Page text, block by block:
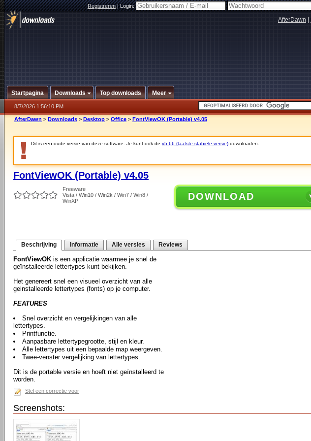
Registreren|Login:
AfterDawn
Startpagina Downloads Top downloads Meer
8/7/2026 1:56:10 PM
AfterDawn > Downloads > Desktop > Office > FontViewOK (Portable) v4.05
Dit is een oude versie van deze software. Je kunt ook de v5.66 (laatste stabiele versie) downloaden.
FontViewOK (Portable) v4.05
Freeware
Vista / Win10 / Win2k / Win7 / Win8 /
WinXP
DOWNLOAD
Beschrijving Informatie Alle versies Reviews
FontViewOK is een applicatie waarmee je snel de
geïnstalleerde lettertypes kunt bekijken.
Het genereert snel een visueel overzicht van alle
geinstalleerde lettertypes (fonts) op je computer.
FEATURES
Snel overzicht en vergelijkingen van alle
lettertypes.
Printfunctie.
Aanpasbare lettertypegrootte, stijl en kleur.
Alle lettertypes uit een bepaalde map weergeven.
Twee-venster vergelijking van lettertypes.
Dit is de portable versie en hoeft niet geïnstalleerd te
worden.
Stel een correctie voor
Screenshots: